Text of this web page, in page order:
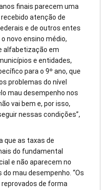
finais parecem uma
atenção de
e de outros entes
o novo ensino médio,
alfabetização em
e entidades,
para o 9º ano, que
problemas do nível
mau desempenho nos
vai bem e, por isso,
nessas condições”,
que as taxas de
do fundamental
e não aparecem no
mau desempenho. “Os
de forma